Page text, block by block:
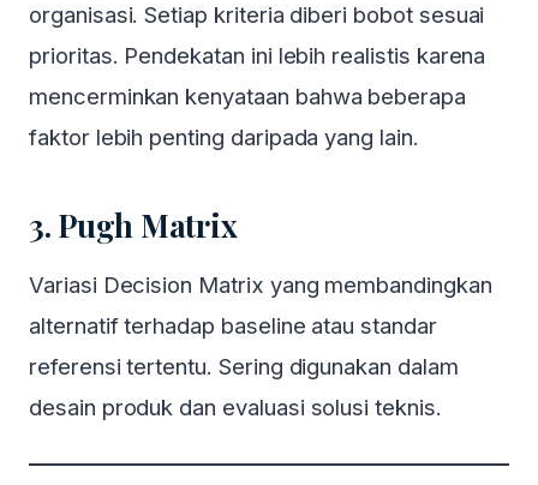
organisasi. Setiap kriteria diberi bobot sesuai
prioritas. Pendekatan ini lebih realistis karena
mencerminkan kenyataan bahwa beberapa
faktor lebih penting daripada yang lain.
3. Pugh Matrix
Variasi Decision Matrix yang membandingkan
alternatif terhadap baseline atau standar
referensi tertentu. Sering digunakan dalam
desain produk dan evaluasi solusi teknis.